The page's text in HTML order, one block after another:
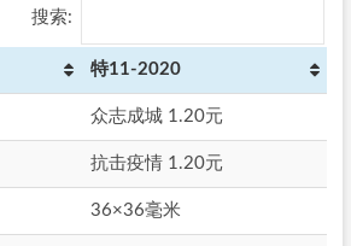
搜索:
特11-2020
众志成城 1.20元
抗击疫情 1.20元
36×36毫米